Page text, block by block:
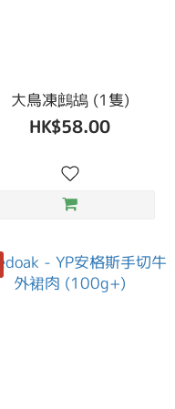
大鳥凍鷓鴣 (1隻)
HK$58.00